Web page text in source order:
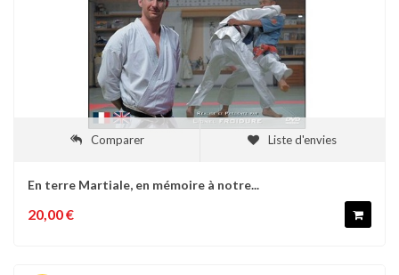
Comparer Liste d'envies
En terre Martiale, en mémoire à notre...
20,00 €